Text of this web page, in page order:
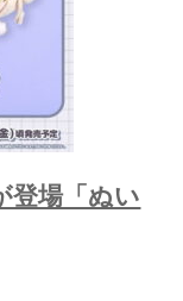
登場「ぬい